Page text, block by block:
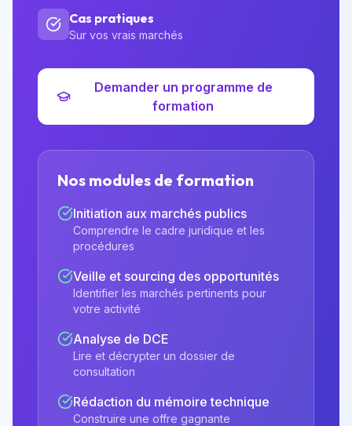
Cas pratiques
Sur vos vrais marchés
Demander un programme de
formation
Nos modules de formation
Initiation aux marchés publics
Comprendre le cadre juridique et les
procédures
Veille et sourcing des opportunités
Identifier les marchés pertinents pour
votre activité
Analyse de DCE
Lire et décrypter un dossier de
consultation
Rédaction du mémoire technique
Construire une offre gagnante